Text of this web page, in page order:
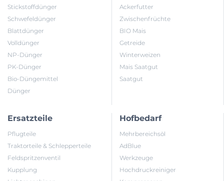
Stickstoffdünger
Schwefeldünger
Blattdünger
Volldünger
NP-Dünger
PK-Dünger
Bio-Düngemittel
Dünger
Ackerfutter
Zwischenfrüchte
BIO Mais
Getreide
Winterweizen
Mais Saatgut
Saatgut
Ersatzteile
Pflugteile
Traktorteile & Schlepperteile
Feldspritzenventil
Kupplung
Hofbedarf
Mehrbereichsöl
AdBlue
Werkzeuge
Hochdruckreiniger